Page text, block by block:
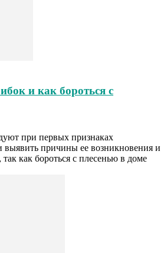
и как бороться с
при первых признаках
выявить причины ее возникновения и
как бороться с плесенью в доме